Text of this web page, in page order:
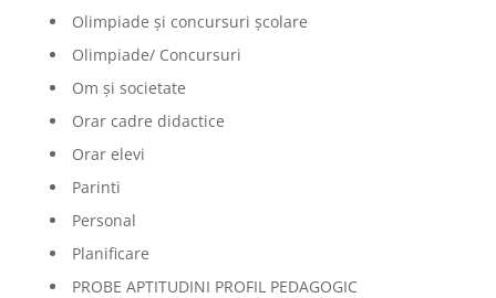
Olimpiade şi concursuri şcolare
Olimpiade/ Concursuri
Om și societate
Orar cadre didactice
Orar elevi
Parinti
Personal
Planificare
PROBE APTITUDINI PROFIL PEDAGOGIC